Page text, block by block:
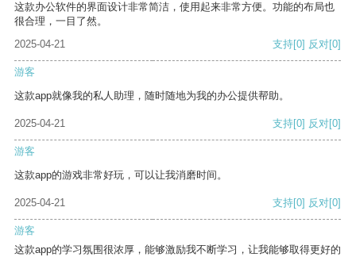
这款办公软件的界面设计非常简洁，使用起来非常方便。功能的布局也
很合理，一目了然。
2025-04-21
支持[0] 反对[0]
游客
这款app就像我的私人助理，随时随地为我的办公提供帮助。
2025-04-21 支持[0] 反对[0]
游客
这款app的游戏非常好玩，可以让我消磨时间。
2025-04-21 支持[0] 反对[0]
游客
这款app的学习氛围很浓厚，能够激励我不断学习，让我能够取得更好的